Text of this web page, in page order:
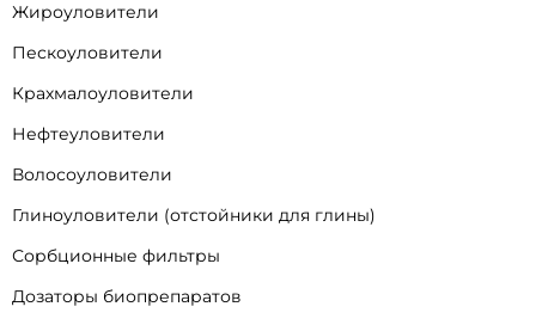
Жироуловители
Пескоуловители
Крахмалоуловители
Нефтеуловители
Волосоуловители
Глиноуловители (отстойники для глины)
Сорбционные фильтры
Дозаторы биопрепаратов